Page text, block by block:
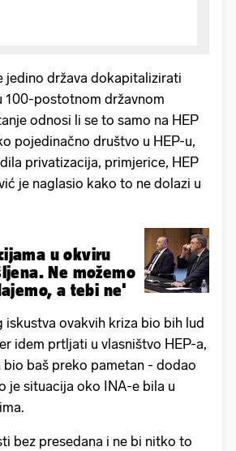
jedino država dokapitalizirati
100-postotnom državnom
odnosi li se to samo na HEP
pojedinačno društvo u HEP-u,
privatizacija, primjerice, HEP
je naglasio kako to ne dolazi u
u okviru
Ne možemo
a tebi ne'
iskustva ovakvih kriza bio bih lud
idem prtljati u vlasništvo HEP-a,
baš preko pametan - dodao
je situacija oko INA-e bila u
bez presedana i ne bi nitko to